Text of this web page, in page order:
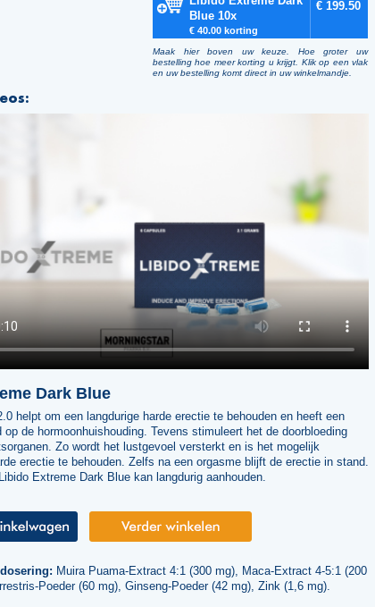
Blue 10x
€ 40.00 korting
€ 199.50
Maak hier boven uw keuze. Hoe groter uw
bestelling hoe meer korting u krijgt. Klik op een vlak
en uw bestelling komt direct in uw winkelmandje.
Dark Blue
helpt om een langdurige harde erectie te behouden en heeft een
de hormoonhuishouding. Tevens stimuleert het de doorbloeding
Zo wordt het lustgevoel versterkt en is het mogelijk
erectie te behouden. Zelfs na een orgasme blijft de erectie in stand.
Extreme Dark Blue kan langdurig aanhouden.
Muira Puama-Extract 4:1 (300 mg), Maca-Extract 4-5:1 (200
Poeder (60 mg), Ginseng-Poeder (42 mg), Zink (1,6 mg).